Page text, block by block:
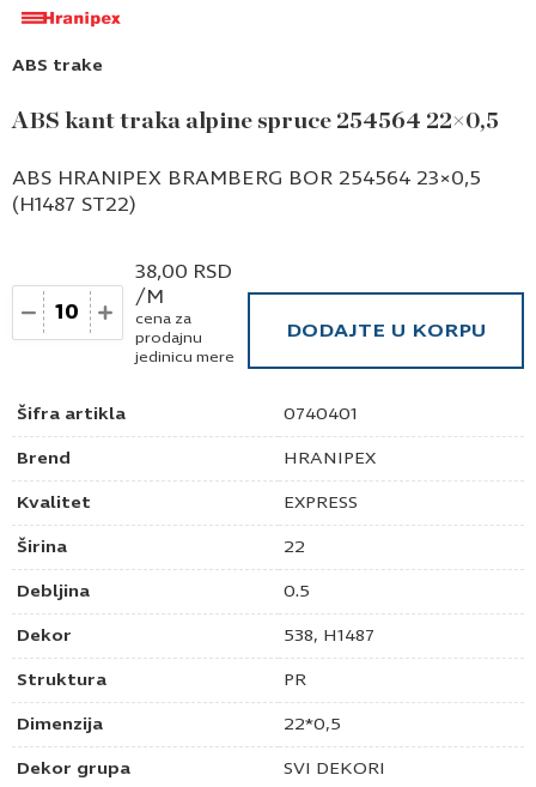
ABS trake
ABS kant traka alpine spruce 254564 22×0,5
Šifra artikla 0740401
Brend HRANIPEX
Kvalitet EXPRESS
Širina 22
Debljina 0.5
Dekor 538, H1487
Struktura PR
Dimenzija 22*0,5
Dekor grupa SVI DEKORI
ABS HRANIPEX BRAMBERG BOR 254564 23×0,5
(H1487 ST22)
Količina
38,00 RSD
/M
cena za
prodajnu
jedinicu mere
DODAJTE U KORPU